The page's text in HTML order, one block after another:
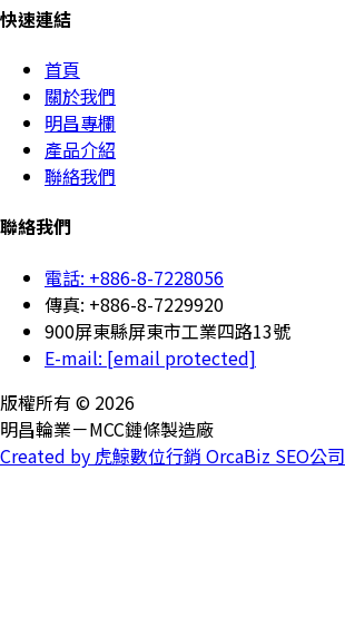
快速連結
首頁
關於我們
明昌專欄
產品介紹
聯絡我們
聯絡我們
電話: +886-8-7228056
傳真: +886-8-7229920
900屏東縣屏東市工業四路13號
E-mail: [email protected]
版權所有 © 2026
明昌輪業－MCC鏈條製造廠
Created by 虎鯨數位行銷 OrcaBiz SEO公司